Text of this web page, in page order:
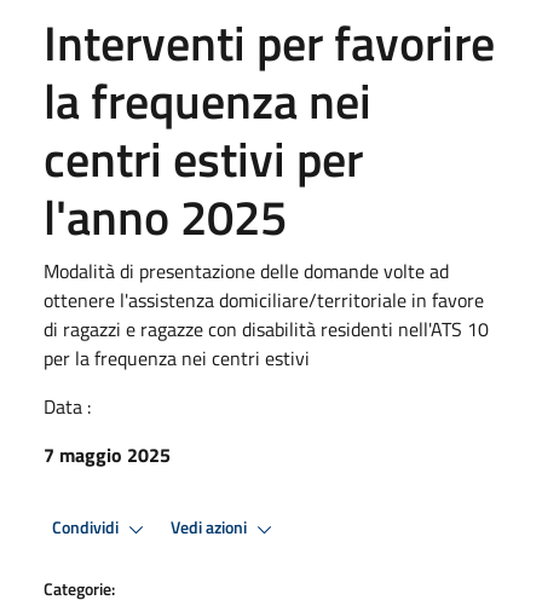
Interventi per favorire
la frequenza nei
centri estivi per
l'anno 2025
Modalità di presentazione delle domande volte ad
ottenere l'assistenza domiciliare/territoriale in favore
di ragazzi e ragazze con disabilità residenti nell'ATS 10
per la frequenza nei centri estivi
Data :
7 maggio 2025
Condividi Vedi azioni
Categorie: